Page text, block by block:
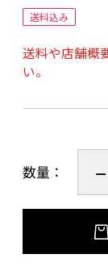
赤ワインと
【おすすめ
ャガイモ)を
冷蔵解凍 or
【調理方法
袋からソー
お好みの野
送料込み
送料や店舗概
い。
数量：